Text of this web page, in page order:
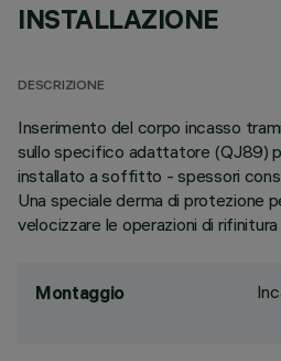
INSTALLAZIONE
DESCRIZIONE
Inserimento del corpo incasso
sullo specifico adattatore (QJ89)
installato a soffitto - spessori
Una speciale derma di protezione
velocizzare le operazioni di
Montaggio